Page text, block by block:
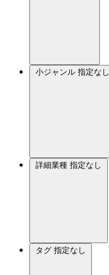
小ジャンル 指定なし
詳細業種 指定なし
タグ 指定なし